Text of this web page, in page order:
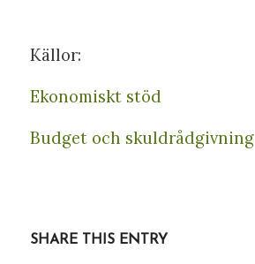
Källor:
Ekonomiskt stöd
Budget och skuldrådgivning
SHARE THIS ENTRY